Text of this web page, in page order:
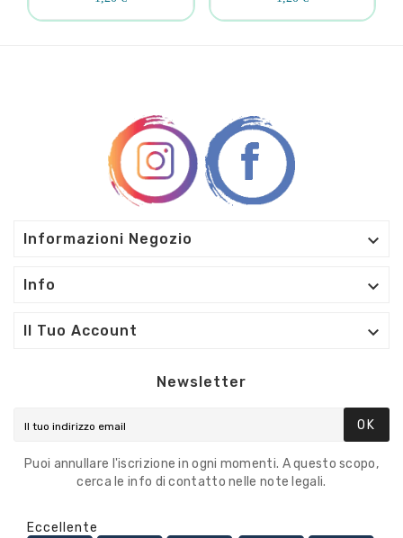
Informazioni Negozio 
Info 
Il Tuo Account 
Newsletter
OK
Puoi annullare l'iscrizione in ogni momenti. A questo scopo,
cerca le info di contatto nelle note legali.
Eccellente